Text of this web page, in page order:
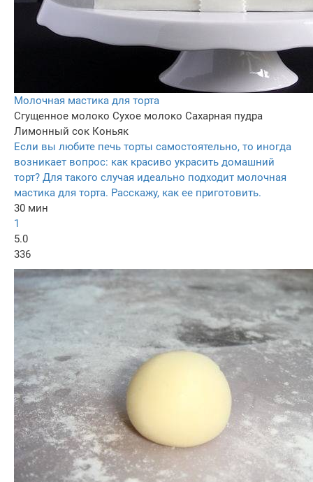
Молочная мастика для торта
Сгущенное молоко Сухое молоко Сахарная пудра
Лимонный сок Коньяк
Если вы любите печь торты самостоятельно, то иногда
возникает вопрос: как красиво украсить домашний
торт? Для такого случая идеально подходит молочная
мастика для торта. Расскажу, как ее приготовить.
30 мин
1
5.0
336